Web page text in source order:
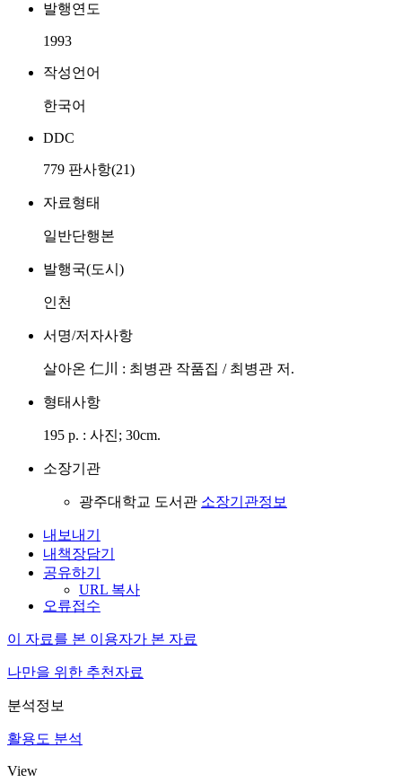
발행연도
1993
작성언어
한국어
DDC
779 판사항(21)
자료형태
일반단행본
발행국(도시)
인천
서명/저자사항
살아온 仁川 : 최병관 작품집 / 최병관 저.
형태사항
195 p. : 사진; 30cm.
소장기관
광주대학교 도서관 소장기관정보
내보내기
내책장담기
공유하기
URL 복사
오류접수
이 자료를 본 이용자가 본 자료
나만을 위한 추천자료
분석정보
활용도 분석
View